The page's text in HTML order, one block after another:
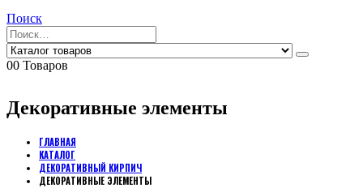
Поиск
00 Товаров
Декоративные элементы
ГЛАВНАЯ
КАТАЛОГ
ДЕКОРАТИВНЫЙ КИРПИЧ
ДЕКОРАТИВНЫЕ ЭЛЕМЕНТЫ